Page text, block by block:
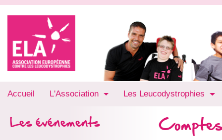
Accueil L'Association Les Leucodystrophies
Les événements